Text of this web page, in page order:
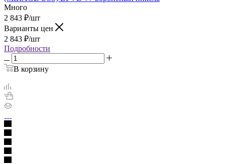
Много
2 843 ₽/шт
Варианты цен
2 843 ₽/шт
Подробности
В корзину